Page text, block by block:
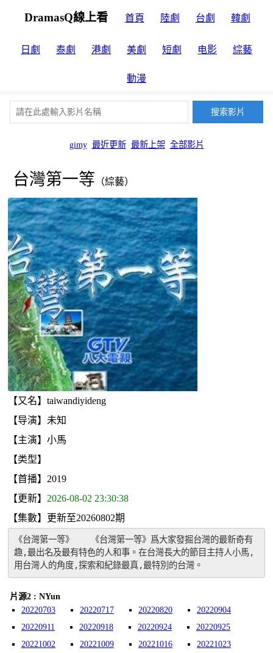
DramasQ線上看 首頁 陸劇 台劇 韓劇
日劇 泰劇 港劇 美劇 短劇 电影 綜藝
動漫
gimy 最近更新 最新上架 全部影片
台灣第一等 （綜藝）
【又名】taiwandiyideng
【导演】未知
【主演】小馬
【类型】
【首播】2019
【更新】 2026-08-02 23:30:38
【集數】更新至20260802期
《台灣第一等》　　《台灣第一等》爲大家發掘台灣的最新奇有
趣,最出名及最有特色的人和事。在台灣長大的節目主持人小馬,
用台灣人的角度,探索和紀錄最真,最特別的台灣。
片源2 : NYun
20220703
20220717 20220820
20220904
20220911
20220918 20220924
20220925
20221002
20221009 20221016
20221023